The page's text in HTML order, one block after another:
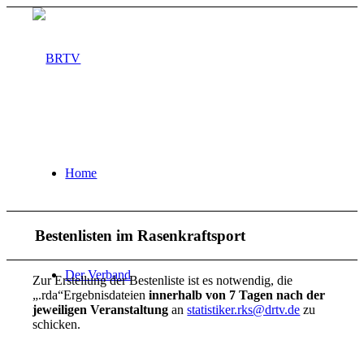
Home
Der Verband
Bestenlisten im Rasenkraftsport
Zur Erstellung der Bestenliste ist es notwendig, die
„.rda“Ergebnisdateieninnerhalb von 7 Tagen nach der
jeweiligen Veranstaltung anstatistiker.rks@drtv.de zu
schicken.